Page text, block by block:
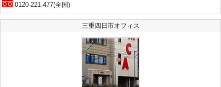
0120-221-477(全国)
三重四日市オフィス